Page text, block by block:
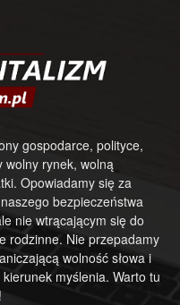
gospodarce, polityce,
wolny rynek, wolną
Opowiadamy się za
bezpieczeństwa
nie wtrącającym się do
rodzinne. Nie przepadamy
wolność słowa i
myślenia. Warto tu